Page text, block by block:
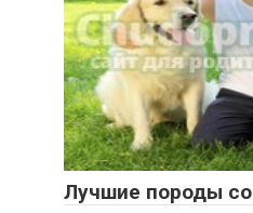
Лучшие породы